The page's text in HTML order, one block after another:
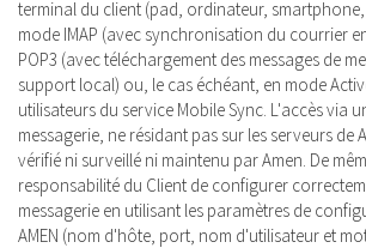
terminal du client (pad, ordinateur,
mode IMAP (avec synchronisation du courrier
POP3 (avec téléchargement des messages de
support local) ou, le cas échéant, en mode
utilisateurs du service Mobile Sync. L'accès via
messagerie, ne résidant pas sur les serveurs de
vérifié ni surveillé ni maintenu par Amen. De
responsabilité du Client de configurer
messagerie en utilisant les paramètres de
AMEN (nom d'hôte, port, nom d'utilisateur et